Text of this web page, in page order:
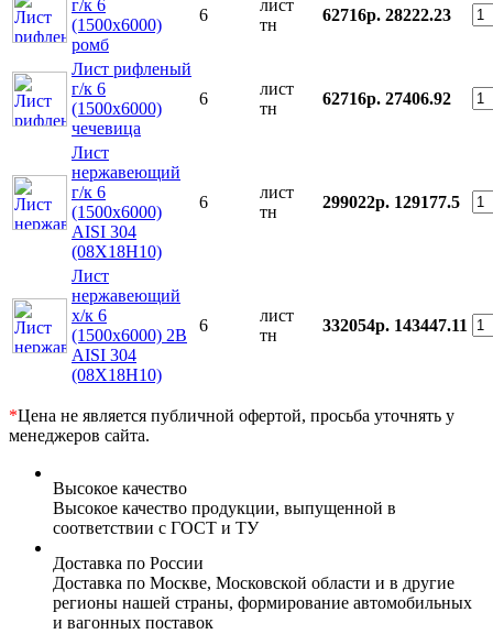
г/к 6
(1500х6000)
ромб
6
лист
тн
62716р. 28222.23
Лист рифленый
г/к 6
(1500х6000)
чечевица
6
лист
тн
62716р. 27406.92
Лист
нержавеющий
г/к 6
(1500х6000)
AISI 304
(08Х18Н10)
6
лист
тн
299022р. 129177.5
Лист
нержавеющий
х/к 6
(1500х6000) 2B
AISI 304
(08Х18Н10)
6
лист
тн
332054р. 143447.11
*Цена не является публичной офертой, просьба уточнять у
менеджеров сайта.
Высокое качество
Высокое качество продукции, выпущенной в
соответствии с ГОСТ и ТУ
Доставка по России
Доставка по Москве, Московской области и в другие
регионы нашей страны, формирование автомобильных
и вагонных поставок